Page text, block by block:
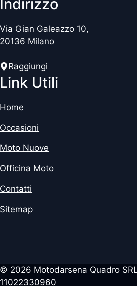
Indirizzo
Via Gian Galeazzo 10,
20136 Milano
Raggiungi
Link Utili
Home
Occasioni
Moto Nuove
Officina Moto
Contatti
Sitemap
© 2026 Motodarsena Quadro
11022330960